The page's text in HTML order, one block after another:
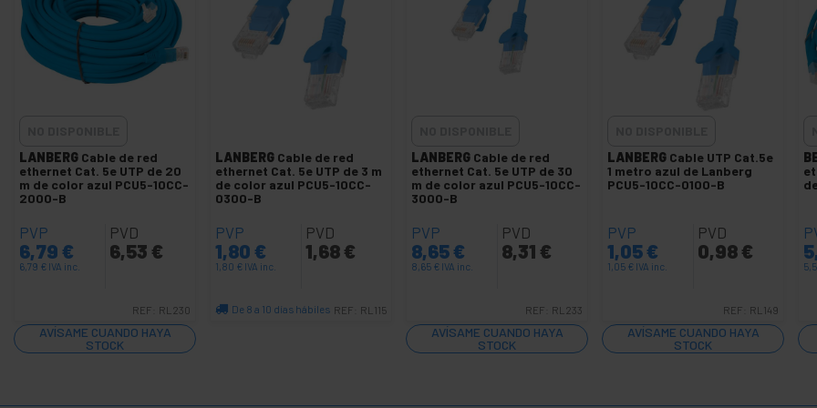
Cable de red SFTP cat.8 LSHF
Cable de red SSTP cat.7
Cable de red UTP cat.5e
Latiguillo UTP cat.5e
-
Cable UTP cat.5e amarillo
Cable UTP cat.5e blanco
Cable UTP cat.5e gris
Cable UTP cat.5e rojo
Cable UTP cat.5e verde
LANBERG Cable de red
ethernet Cat. 5e UTP de 20
m de color azul PCU5-10CC-
2000-B
PVP
6,79 €
6,79 € IVA inc.
PVD
6,53 €
REF: RL230
AVÍSAME CUANDO HAYA
STOCK
LANBERG Cable de red
ethernet Cat. 5e UTP de 3 m
de color azul PCU5-10CC-
0300-B
PVP
1,80 €
1,80 € IVA inc.
PVD
1,68 €
De 8 a 10 días hábiles REF: RL115
LANBERG Cable de red
ethernet Cat. 5e UTP de 30
m de color azul PCU5-10CC-
3000-B
PVP
8,65€
8,65 € IVA inc.
PVD
8,31 €
REF: RL233
AVÍSAME CUANDO HAYA
STOCK
LANBERG Cable UTP Cat.5e
1 metro azul de Lanberg
PCU5-10CC-0100-B
PVP
1,05€
1,05 € IVA inc.
PVD
0,98 €
REF: RL149
AVÍSAME CUANDO HAYA
STOCK